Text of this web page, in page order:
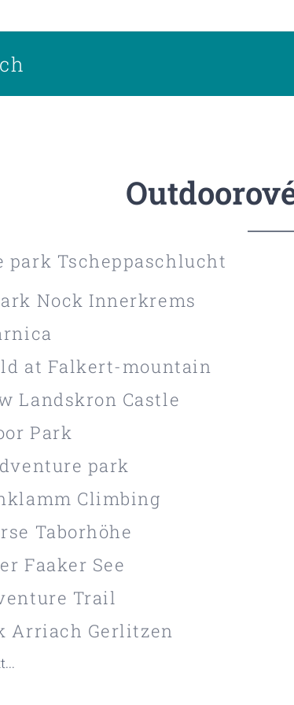
park Tscheppaschlucht
Nock Innerkrems
at Falkert-mountain
Landskron Castle
Park
park
Climbing
Taborhöhe
Faaker See
Trail
Arriach Gerlitzen